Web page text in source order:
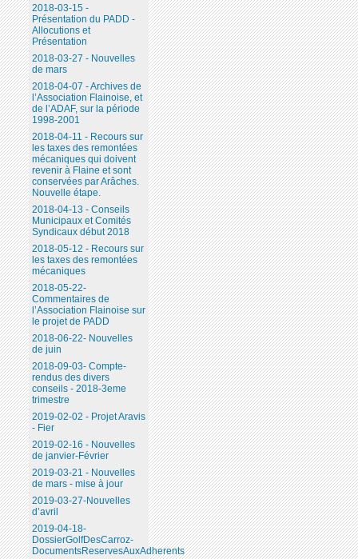
2018-03-15 -
Présentation du PADD -
Allocutions et
Présentation
2018-03-27 - Nouvelles
de mars
2018-04-07 - Archives de
l’Association Flainoise, et
de l’ADAF, sur la période
1998-2001
2018-04-11 - Recours sur
les taxes des remontées
mécaniques qui doivent
revenir à Flaine et sont
conservées par Arâches.
Nouvelle étape.
2018-04-13 - Conseils
Municipaux et Comités
Syndicaux début 2018
2018-05-12 - Recours sur
les taxes des remontées
mécaniques
2018-05-22-
Commentaires de
l’Association Flainoise sur
le projet de PADD
2018-06-22- Nouvelles
de juin
2018-09-03- Compte-
rendus des divers
conseils - 2018-3eme
trimestre
2019-02-02 - Projet Aravis
- Fier
2019-02-16 - Nouvelles
de janvier-Février
2019-03-21 - Nouvelles
de mars - mise à jour
2019-03-27-Nouvelles
d’avril
2019-04-18-
DossierGolfDesCarroz-
DocumentsReservesAuxAdherents